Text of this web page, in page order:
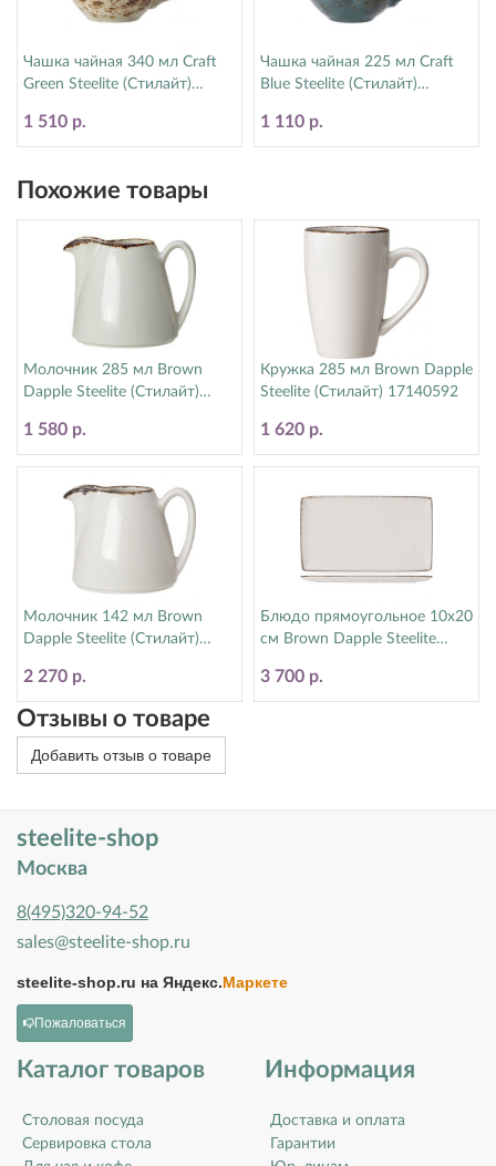
Чашка чайная 340 мл Craft
Green Steelite (Стилайт)
1 510 р.
Чашка чайная 225 мл Craft
Blue Steelite (Стилайт)
1 110 р.
Похожие товары
Молочник 285 мл Brown
Dapple Steelite (Стилайт)
1 580 р.
Кружка 285 мл Brown Dapple
Steelite (Стилайт) 17140592
1 620 р.
Молочник 142 мл Brown
Dapple Steelite (Стилайт)
2 270 р.
Блюдо прямоугольное 10х20
см Brown Dapple Steelite
3 700 р.
Отзывы о товаре
Добавить отзыв о товаре
steelite-shop
Москва
8(495)320-94-52
sales@steelite-shop.ru
steelite-shop.ru на Яндекс.Маркете
Пожаловаться
Каталог товаров
Столовая посуда
Сервировка стола
Информация
Доставка и оплата
Гарантии